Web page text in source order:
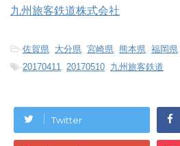
九州旅客鉄道株式会社
-佐賀県, 大分県, 宮崎県, 熊本県, 福岡県,
-20170411, 20170510, 九州旅客鉄道
Twitter